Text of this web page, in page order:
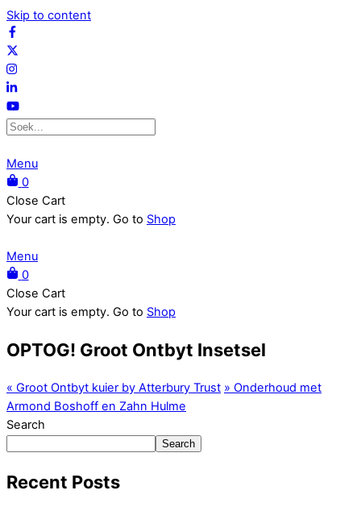
Skip to content
Menu
0
Close Cart
Your cart is empty. Go to Shop
Menu
0
Close Cart
Your cart is empty. Go to Shop
OPTOG! Groot Ontbyt Insetsel
« Groot Ontbyt kuier by Atterbury Trust » Onderhoud met
Armond Boshoff en Zahn Hulme
Search
Search
Recent Posts